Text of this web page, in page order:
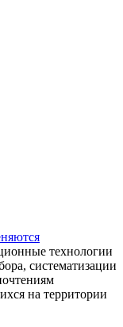
технологии
систематизации
на территории